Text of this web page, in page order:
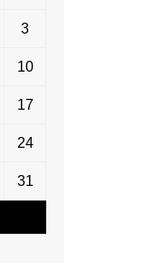
3
10
17
24
31